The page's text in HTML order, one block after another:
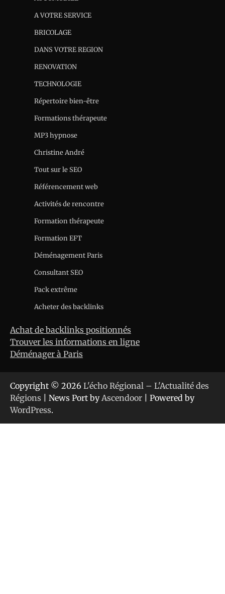
A VOTRE SERVICE
BRICOLAGE
DANS VOTRE REGION
RENOVATION
TECHNOLOGIE
Répertoire bien-être
Formations thérapeute
MP3 hypnose
Christine André
Tout sur le SEO
Référencement web
Activités de rencontre
Formation thérapeute
Formation EFT
Déménagement Paris
Consultant SEO
Pack extrême
Acheter des backlinks
Achat de backlinks positionnés
Trouver les informations en ligne
Déménager à Paris
Copyright © 2026 L'écho Régional – L'Actualité des
Régions | News Port by Ascendoor | Powered by
WordPress.